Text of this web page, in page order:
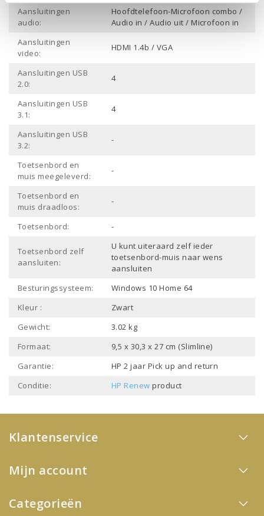
Aansluitingen
audio:
Hoofdtelefoon-Microfoon combo /
Audio in / Audio uit / Microfoon in
Aansluitingen
video:
HDMI 1.4b / VGA
Aansluitingen USB
2.0:
4
Aansluitingen USB
3.1:
4
Aansluitingen USB
3.2:
-
Toetsenbord en
muis meegeleverd:
-
Toetsenbord en
muis draadloos:
-
Toetsenbord: -
Toetsenbord zelf
aansluiten:
U kunt uiteraard zelf ieder
toetsenbord-muis naar wens
aansluiten
Besturingssysteem:
Windows 10 Home 64
Kleur :
Zwart
Gewicht:
3.02 kg
Formaat:
9,5 x 30,3 x 27 cm (Slimline)
Garantie:
HP 2 jaar Pick up and return
Conditie:
HP Renew product
Klantenservice
Mijn account
Categorieën